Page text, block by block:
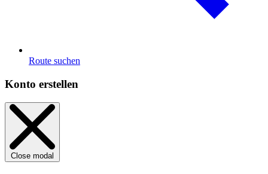
Route suchen
Konto erstellen
Close modal